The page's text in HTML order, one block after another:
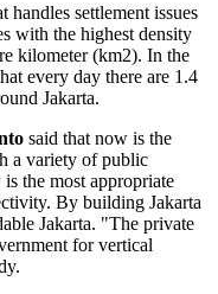
settlement issues
with the highest density
kilometer (km2). In the
every day there are 1.4
Jakarta.
said that now is the
a variety of public
the most appropriate
By building Jakarta
Jakarta. "The private
for vertical